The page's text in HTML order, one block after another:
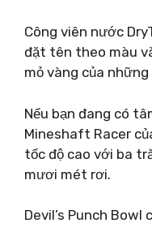
Công viên nước
đặt tên theo màu
mỏ vàng của
Nếu bạn đang có
Mineshaft Racer
tốc độ cao với ba
mươi mét rơi.
Devil’s Punch Bowl